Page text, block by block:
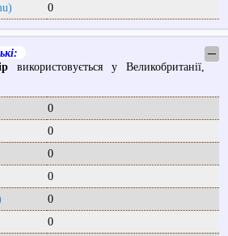
0
─
використовується у Великобританії,
0
0
0
0
0
0